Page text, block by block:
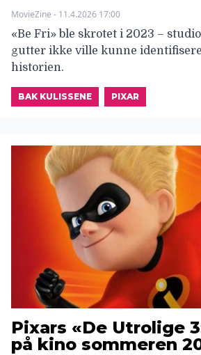
MovieZine - 11.4.2026 17:00
«Be Fri» ble skrotet i 2023 –
gutter ikke ville kunne
historien.
BAK KULISSENE PIXAR
Pixars «De Utrolige
på kino sommeren